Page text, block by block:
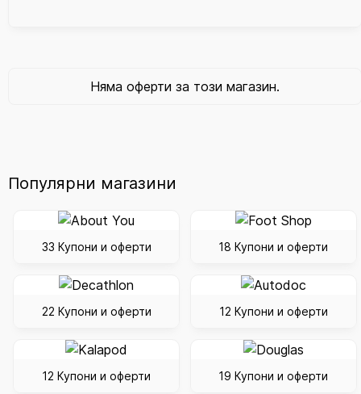
Няма оферти за този магазин.
Популярни магазини
33 Купони и оферти 18 Купони и оферти
22 Купони и оферти 12 Купони и оферти
12 Купони и оферти 19 Купони и оферти